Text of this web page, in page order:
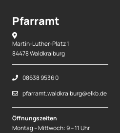
Pfarramt
Martin-Luther-Platz 1
84478 Waldkraiburg
08638 9536 0
pfarramt.waldkraiburg@elkb.de
Öffnungszeiten
Montag – Mittwoch: 9 – 11 Uhr